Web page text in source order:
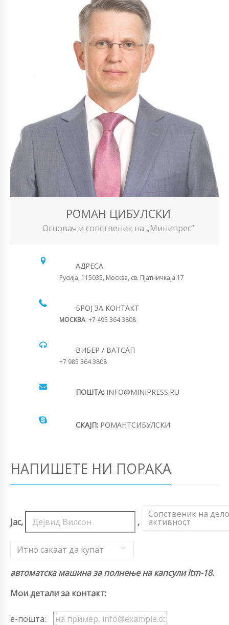
РОМАН ЦИБУЛСКИ
Основач и сопственик на „Минипрес“
АДРЕСА
Русија, 115035, Москва, св. Пјатничкаја 17
БРОЈ ЗА КОНТАКТ
МОСКВА: +7 495 364 3808
ВИБЕР / ВАТСАП
+7 985 364 3808
ПОШТА: INFO@MINIPRESS.RU
СКАЈП: РОМАНТСИБУЛСКИ
НАПИШЕТЕ НИ ПОРАКА
Јас, ,
Сопственик на
активност
,
Итно сакаат да купат
автоматска машина за полнење на капсули ltm-18.
Мои детали за контакт:
е-пошта: